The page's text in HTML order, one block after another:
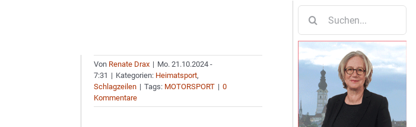
Von Renate Drax | Mo. 21.10.2024 -
7:31 | Kategorien: Heimatsport,
Schlagzeilen | Tags: MOTORSPORT | 0
Kommentare
nach: